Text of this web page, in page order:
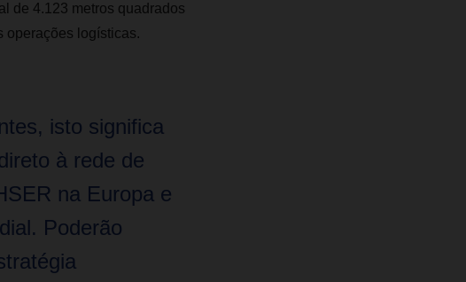
de 4.123 metros quadrados
operações logísticas.
isto significa
à rede de
na Europa e
Poderão